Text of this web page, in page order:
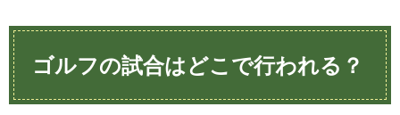
はど
こで
れ
ゴルフの試合はどこで行われる？